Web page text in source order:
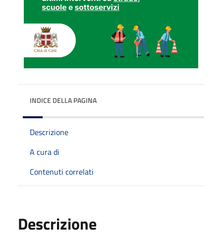
INDICE DELLA PAGINA
Descrizione
A cura di
Contenuti correlati
Descrizione